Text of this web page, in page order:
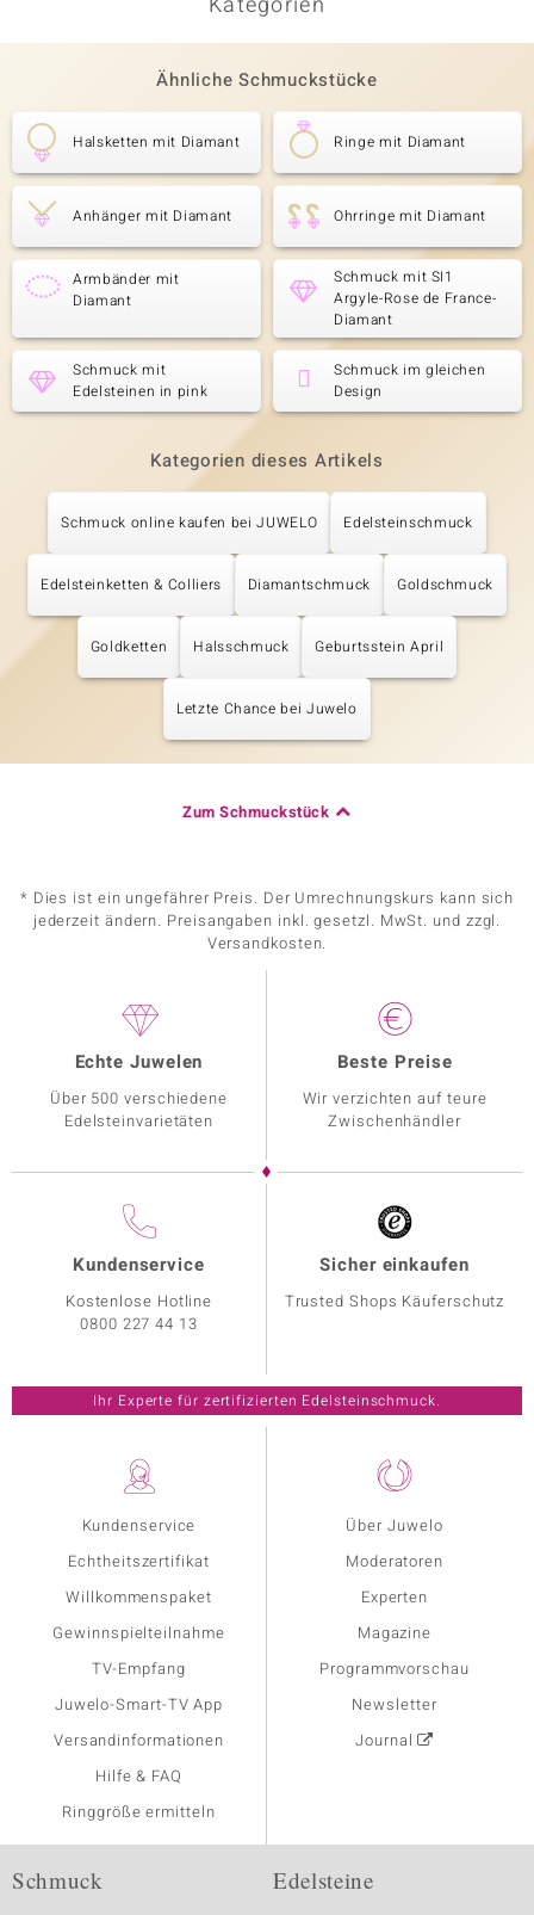
Ähnliche Schmuckstücke
Halsketten mit Diamant Ringe mit Diamant
Anhänger mit Diamant Ohrringe mit Diamant
Armbänder mit
Diamant
Schmuck mit SI1
Argyle-Rose de France-
Diamant
Schmuck mit
Edelsteinen in pink
Schmuck im gleichen
Design
Kategorien dieses Artikels
Schmuck online kaufen bei JUWELO Edelsteinschmuck
Edelsteinketten & Colliers Diamantschmuck Goldschmuck
Goldketten Halsschmuck Geburtsstein April
Letzte Chance bei Juwelo
Zum Schmuckstück
* Dies ist ein ungefährer Preis. Der Umrechnungskurs kann sich
jederzeit ändern. Preisangaben inkl. gesetzl. MwSt. und zzgl.
Versandkosten.
Kundenservice
Echtheitszertifikat
Willkommenspaket
Gewinnspielteilnahme
TV-Empfang
Juwelo-Smart-TV App
Versandinformationen
Hilfe & FAQ
Ringgröße ermitteln
Über Juwelo
Moderatoren
Experten
Magazine
Programmvorschau
Newsletter
Journal
Echte Juwelen
Über 500 verschiedene
Edelsteinvarietäten
Beste Preise
Wir verzichten auf teure
Zwischenhändler
Kundenservice
Kostenlose Hotline
0800 227 44 13
Sicher einkaufen
Trusted Shops Käuferschutz
Ihr Experte für zertifizierten Edelsteinschmuck.
Schmuck Edelsteine